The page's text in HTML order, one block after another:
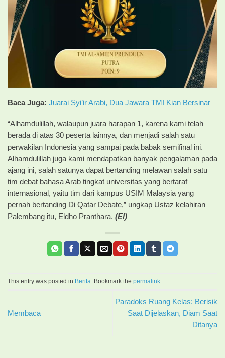
Baca Juga: Juarai Syi’ir Arabi, Dua Jawara TMI Kian Bersinar
“Alhamdulillah, walaupun juara harapan 1, karena kami telah
berada di atas 30 peserta lainnya, dan menjadi salah satu
perwakilan Indonesia yang sampai pada babak semifinal ini.
Alhamdulillah juga kami mendapatkan banyak pengalaman pada
ajang ini, salah satunya dapat bertanding melawan salah satu
tim debat bahasa Arab tingkat universitas yang bertaraf
internasional, yaitu tim dari kampus USIM Malaysia yang
pernah bertanding Di Qatar Debate,” ungkap Ustaz kelahiran
Palembang itu, Eldho Pranthara. (El)
This entry was posted in Berita . Bookmark the permalink
Membaca
Paradoks Ruang Kelas: Berisik
Saat Dijelaskan, Diam Saat
Ditanya